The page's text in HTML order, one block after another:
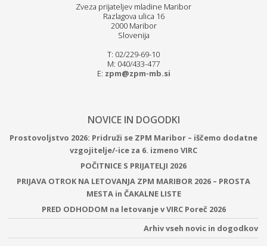
Zveza prijateljev mladine Maribor
Razlagova ulica 16
2000 Maribor
Slovenija
T: 02/229-69-10
M: 040/433-477
E: zpm@zpm-mb.si
NOVICE IN DOGODKI
Prostovoljstvo 2026: Pridruži se ZPM Maribor – iščemo dodatne
vzgojitelje/-ice za 6. izmeno VIRC
POČITNICE S PRIJATELJI 2026
PRIJAVA OTROK NA LETOVANJA ZPM MARIBOR 2026 – PROSTA
MESTA in ČAKALNE LISTE
PRED ODHODOM na letovanje v VIRC Poreč 2026
Arhiv vseh novic in dogodkov